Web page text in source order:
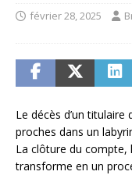
février 28, 2025
Le décès d’un
proches dans un
La clôture du compte,
transforme en un